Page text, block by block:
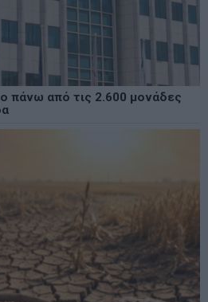
πάνω από τις 2.600 μονάδες